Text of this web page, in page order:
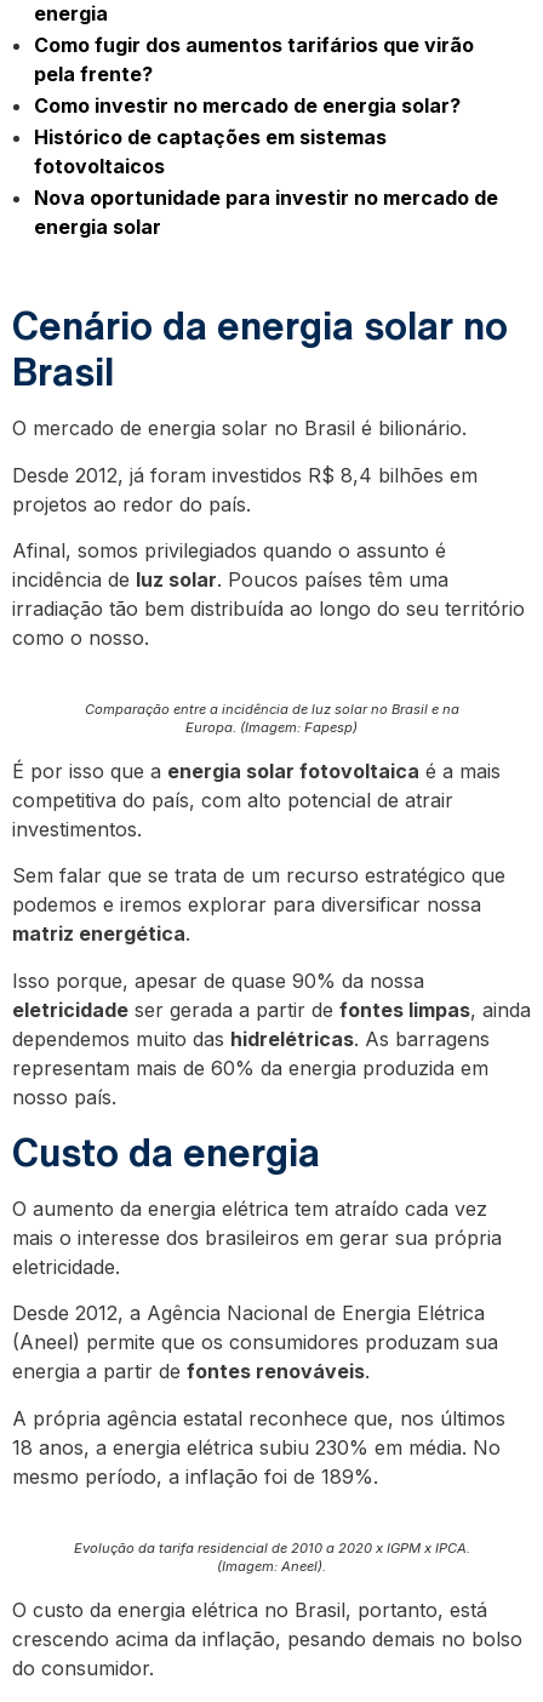
energia
Como fugir dos aumentos tarifários que virão
pela frente?
Como investir no mercado de energia solar?
Histórico de captações em sistemas
fotovoltaicos
Nova oportunidade para investir no mercado de
energia solar
Cenário da energia solar no
Brasil
O mercado de energia solar no Brasil é bilionário.
Desde 2012, já foram investidos R$ 8,4 bilhões em
projetos ao redor do país.
Afinal, somos privilegiados quando o assunto é
incidência de luz solar. Poucos países têm uma
irradiação tão bem distribuída ao longo do seu território
como o nosso.
Comparação entre a incidência de luz solar no Brasil e na
Europa. (Imagem: Fapesp)
É por isso que a energia solar fotovoltaica é a mais
competitiva do país, com alto potencial de atrair
investimentos.
Sem falar que se trata de um recurso estratégico que
podemos e iremos explorar para diversificar nossa
matriz energética.
Isso porque, apesar de quase 90% da nossa
eletricidade ser gerada a partir de fontes limpas, ainda
dependemos muito das hidrelétricas. As barragens
representam mais de 60% da energia produzida em
nosso país.
Custo da energia
O aumento da energia elétrica tem atraído cada vez
mais o interesse dos brasileiros em gerar sua própria
eletricidade.
Desde 2012, a Agência Nacional de Energia Elétrica
(Aneel) permite que os consumidores produzam sua
energia a partir de fontes renováveis.
A própria agência estatal reconhece que, nos últimos
18 anos, a energia elétrica subiu 230% em média. No
mesmo período, a inflação foi de 189%.
Evolução da tarifa residencial de 2010 a 2020 x IGPM x IPCA.
(Imagem: Aneel).
O custo da energia elétrica no Brasil, portanto, está
crescendo acima da inflação, pesando demais no bolso
do consumidor.